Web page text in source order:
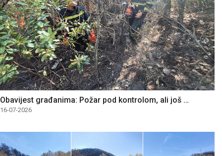
Obavijest građanima: Požar pod kontrolom, ali još …
16-07-2026